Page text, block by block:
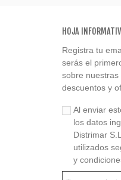
HOJA
Registra tu
serás el
sobre nuestras
descuentos y
Al enviar
los datos
Distrimar
utilizados
y